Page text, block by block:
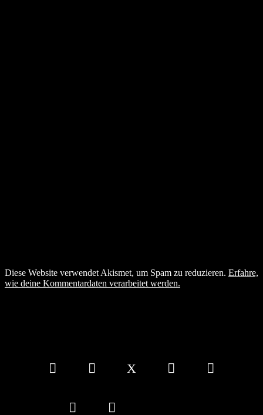
Diese Website verwendet Akismet, um Spam zu reduzieren. Erfahre,
wie deine Kommentardaten verarbeitet werden.